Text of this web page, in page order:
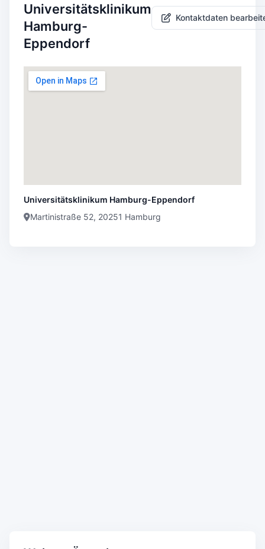
Universitätsklinikum
Hamburg-
Eppendorf
Kontaktdaten
Universitätsklinikum Hamburg-Eppendorf
Martinistraße 52, 20251 Hamburg